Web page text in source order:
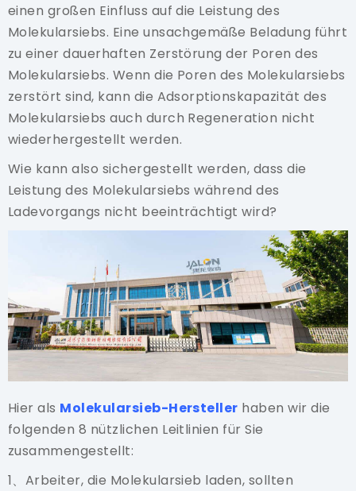
einen großen Einfluss auf die Leistung des
Molekularsiebs. Eine unsachgemäße Beladung führt
zu einer dauerhaften Zerstörung der Poren des
Molekularsiebs. Wenn die Poren des Molekularsiebs
zerstört sind, kann die Adsorptionskapazität des
Molekularsiebs auch durch Regeneration nicht
wiederhergestellt werden.
Wie kann also sichergestellt werden, dass die
Leistung des Molekularsiebs während des
Ladevorgangs nicht beeinträchtigt wird?
Hier als Molekularsieb-Hersteller haben wir die
folgenden 8 nützlichen Leitlinien für Sie
zusammengestellt:
1、Arbeiter, die Molekularsieb laden, sollten